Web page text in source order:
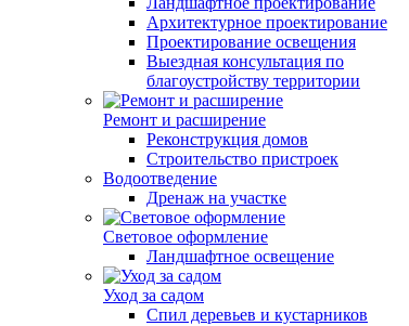
Архитектурное проектирование
Проектирование освещения
Выездная консультация по
благоустройству территории
Ремонт и расширение
Реконструкция домов
Строительство пристроек
Водоотведение
Дренаж на участке
Световое оформление
Ландшафтное освещение
Уход за садом
Спил деревьев и кустарников